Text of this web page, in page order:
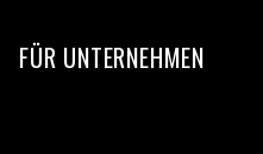
FÜR UNTERNEHMEN